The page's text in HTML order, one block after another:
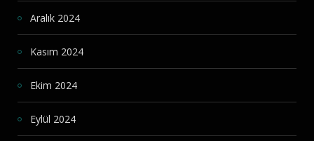
Aralık 2024
Kasım 2024
Ekim 2024
Eylül 2024